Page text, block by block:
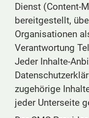
Dienst (Content-
bereitgestellt,
Organisationen
Verantwortung
Jeder Inhalte-
zugehörige
jeder Unterseite